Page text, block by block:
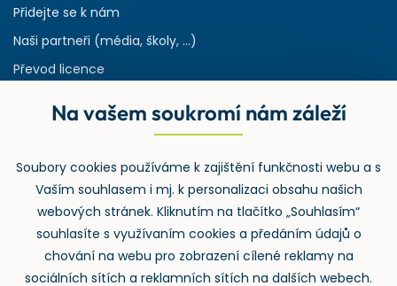
Přidejte se k nám
Naši partneři (média, školy, ...)
Převod licence
Rejstřík používaných zkratek v odpadech
Zpětný odběr
Na vašem soukromí nám záleží
Soubory cookies používáme k zajištění funkčnosti webu a s
Vaším souhlasem i mj. k personalizaci obsahu našich
webových stránek. Kliknutím na tlačítko „Souhlasím“
souhlasíte s využívaním cookies a předáním údajů o
chování na webu pro zobrazení cílené reklamy na
sociálních sítích a reklamních sítích na dalších webech.